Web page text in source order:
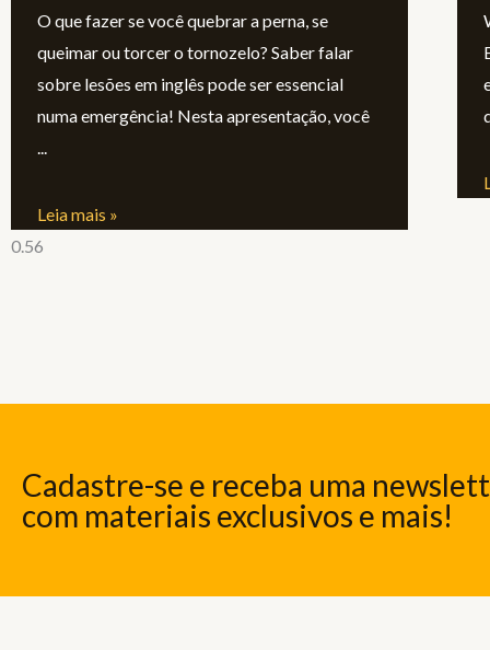
O que fazer se você quebrar a perna, se
queimar ou torcer o tornozelo? Saber falar
sobre lesões em inglês pode ser essencial
numa emergência! Nesta apresentação, você
Leia mais »
Cadastre-se e receba uma
com materiais exclusivos e mais!